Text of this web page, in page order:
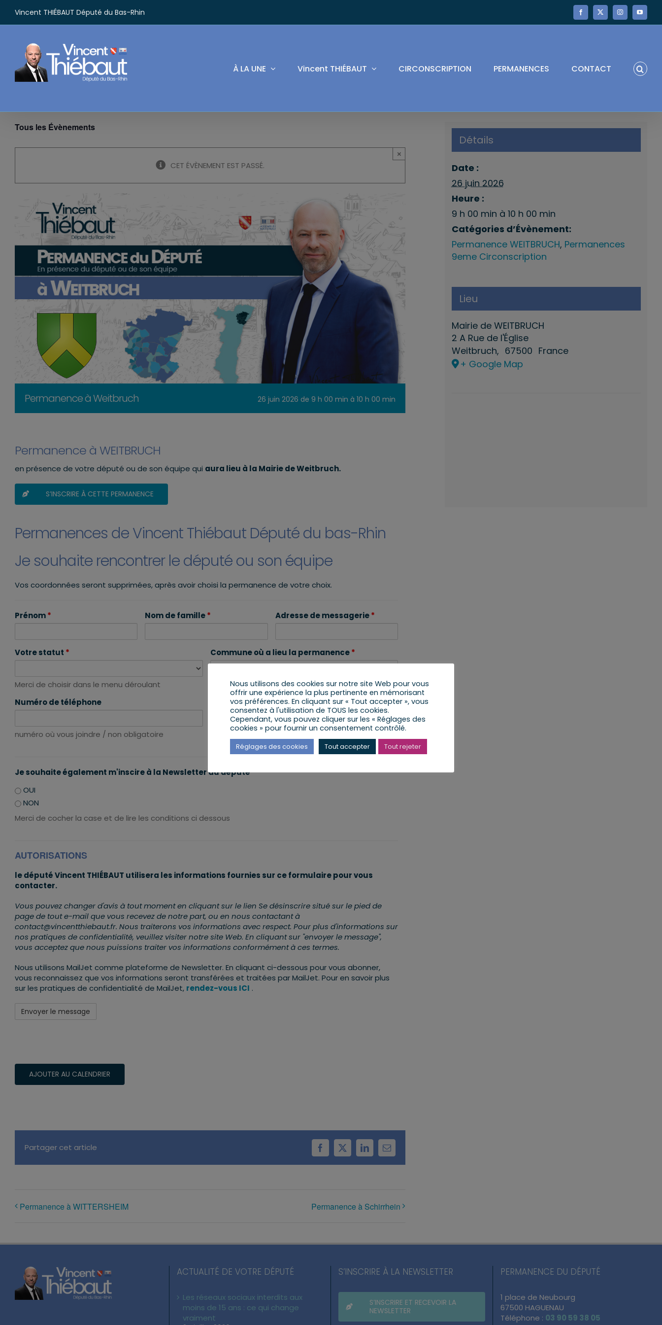
contenu
Vincent THIÉBAUT Député du Bas-Rhin Facebook
X InstagramYouTube
À LA UNE Vincent THIÉBAUT CIRCONSCRIPTION PERMANENCES CONTACT
Tous les Évènements
CET ÉVÈNEMENT EST PASSÉ.
×
Permanence à Weitbruch 26 juin 2026 de 9 h 00 min à10 h 00 min
Permanence à WEITBRUCH
en présence de votre député ou de son équipe qui aura lieu à la Mairie de Weitbruch.
S’INSCRIRE À CETTE PERMANENCE
Permanences de Vincent Thiébaut Député du bas-Rhin
Je souhaite rencontrer le député ou son équipe
Vos coordonnées seront supprimées, après avoir choisi la permanence de votre choix.
Prénom* Nom de famille* Adresse de messagerie*
Votre statut *
Merci de choisir dans le menu déroulant
Numéro de téléphone
numéro où vous joindre / non obligatoire
Commune où a lieu la permanence*
Merci de préciser
date de la permanence*
Merci de préciser la date dans le calendrier
Je souhaite également m'inscire à la Newsletter du député*
OUI
NON
Merci de cocher la case et de lire les conditions ci dessous
AUTORISATIONS
le député Vincent THIÉBAUT utilisera les informations fournies sur ce formulaire pour vous
contacter.
Vous pouvez changer d'avis à tout moment en cliquant sur le lien Se désinscrire situé sur le pied de
page de tout e-mail que vous recevez de notre part, ou en nous contactant à
contact@vincentthiebaut.fr. Nous traiterons vos informations avec respect. Pour plus d'informations sur
nos pratiques de confidentialité, veuillez visiter notre site Web. En cliquant sur "envoyer le message",
vous acceptez que nous puissions traiter vos informations conformément à ces termes.
Nous utilisons MailJet comme plateforme de Newsletter. En cliquant ci-dessous pour vous abonner,
vous reconnaissez que vos informations seront transférées et traitées par MailJet. Pour en savoir plus
sur les pratiques de confidentialité de MailJet, rendez-vous ICI .
AJOUTER AU CALENDRIER
Partager cet article Facebook
X LinkedInEmail
Permanence à WITTERSHEIM Permanence à Schirrhein
Détails
Date :
26 juin 2026
Heure :
9 h 00 min à 10 h 00 min
Catégories d’Évènement:
Permanence WEITBRUCH, Permanences
9eme Circonscription
Lieu
Mairie de WEITBRUCH
2 A Rue de l'Église
Weitbruch, 67500 France
+ Google Map
ACTUALITÉ DE VOTRE DÉPUTÉ
Les réseaux sociaux interdits aux
moins de 15 ans : ce qui change
vraiment
S’INSCRIRE À LA NEWSLETTER
S’INSCRIRE ET RECEVOIR LA
NEWSLETTER
PERMANENCE DU DÉPUTÉ
1 place de Neubourg
67500 HAGUENAU
Téléphone : 03 90 59 38 05
Nous utilisons des cookies sur notre site Web pour vous
offrir une expérience la plus pertinente en mémorisant
vos préférences. En cliquant sur « Tout accepter », vous
consentez à l'utilisation de TOUS les cookies.
Cependant, vous pouvez cliquer sur les « Réglages des
cookies » pour fournir un consentement contrôlé.
Réglages des cookies Tout accepter Tout rejeter